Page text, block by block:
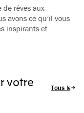
de rêves aux
avons ce qu’il vous
inspirants et
votre
Tous les